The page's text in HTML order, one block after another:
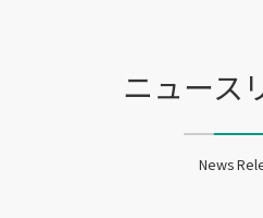
ニュース
News